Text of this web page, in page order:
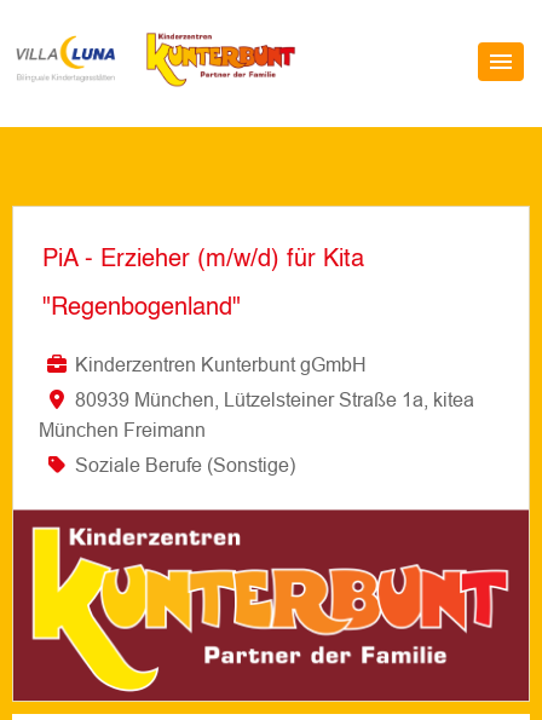
PiA - Erzieher (m/w/d) für Kita
"Regenbogenland"
Kinderzentren Kunterbunt gGmbH
80939 München, Lützelsteiner Straße 1a, kitea
München Freimann
Soziale Berufe (Sonstige)